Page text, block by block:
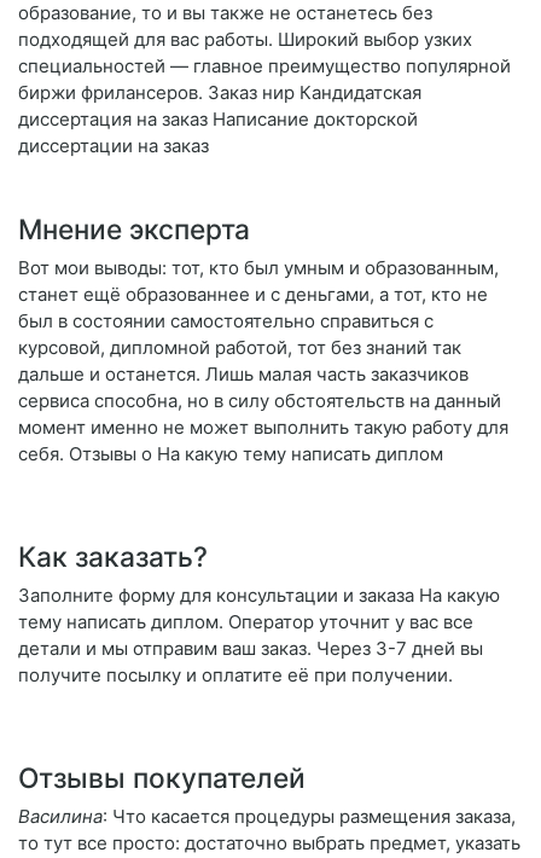
образование, то и вы также не останетесь без
подходящей для вас работы. Широкий выбор узких
специальностей — главное преимущество популярной
биржи фрилансеров. Заказ нир Кандидатская
диссертация на заказ Написание докторской
диссертации на заказ
Мнение эксперта
Вот мои выводы: тот, кто был умным и образованным,
станет ещё образованнее и с деньгами, а тот, кто не
был в состоянии самостоятельно справиться с
курсовой, дипломной работой, тот без знаний так
дальше и останется. Лишь малая часть заказчиков
сервиса способна, но в силу обстоятельств на данный
момент именно не может выполнить такую работу для
себя. Отзывы о На какую тему написать диплом
Как заказать?
Заполните форму для консультации и заказа На какую
тему написать диплом. Оператор уточнит у вас все
детали и мы отправим ваш заказ. Через 3-7 дней вы
получите посылку и оплатите её при получении.
Отзывы покупателей
Василина: Что касается процедуры размещения заказа,
то тут все просто: достаточно выбрать предмет, указать